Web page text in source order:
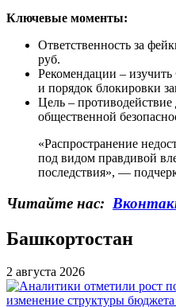
Ключевые моменты:
Ответственность за
руб.
Рекомендации –
и порядок блокировки
Цель –
общественной
«Распространение
под видом правдивой
последствия», —
Читайте нас:
Башкортостан
2 августа 2026